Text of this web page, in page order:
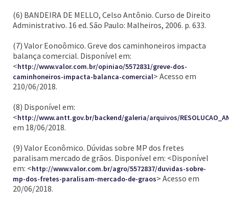
(6) BANDEIRA DE MELLO, Celso Antônio. Curso de Direito
Administrativo. 16 ed. São Paulo: Malheiros, 2006. p. 633.
(7) Valor Eonoômico. Greve dos caminhoneiros impacta
balança comercial. Disponível em:
<http://www.valor.com.br/opiniao/5572831/greve-dos-
caminhoneiros-impacta-balanca-comercial> Acesso em
210/06/2018.
(8) Disponível em:
<http://www.antt.gov.br/backend/galeria/arquivos/
em 18/06/2018.
(9) Valor Econômico. Dúvidas sobre MP dos fretes
paralisam mercado de grãos. Disponível em: <Disponível
em: <http://www.valor.com.br/agro/5572837/duvidas-sobre-
mp-dos-fretes-paralisam-mercado-de-graos> Acesso em
20/06/2018.